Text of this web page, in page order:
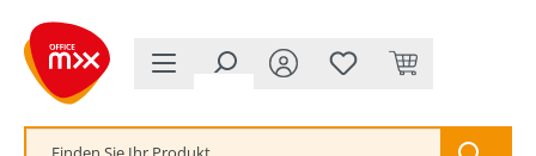
springen